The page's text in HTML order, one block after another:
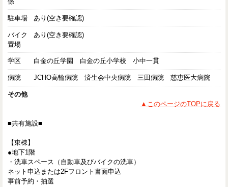
駐車場 あり(空き要確認)
バイク
置場
あり(空き要確認)
学区 白金の丘学園 白金の丘小学校 小中一貫
病院 JCHO高輪病院 済生会中央病院 三田病院 慈恵医大病院
その他
▲このページのTOPに戻る
■共有施設■
【東棟】
●地下1階
・洗車スペース（自動車及びバイクの洗車）
ネット申込または2Fフロント書面申込
事前予約・抽選